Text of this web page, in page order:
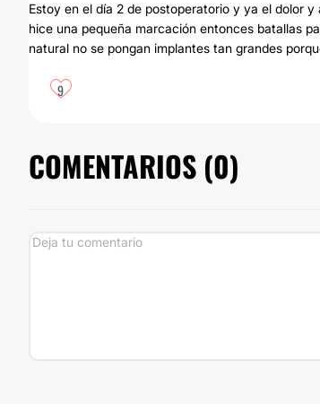
Estoy en el día 2 de postoperatorio y ya el dolor
hice una pequeña marcación entonces batallas
natural no se pongan implantes tan grandes
9
COMENTARIOS (0)